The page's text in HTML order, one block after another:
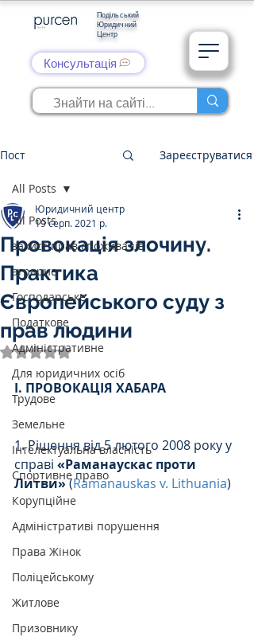
Подільський
Юридичний
Центр
Консультація
Пост Зареєструватися
All Posts
захист прав споживачів
аграрне
Господарське
Податкове
Адміністративне
Для юридичних осіб
Трудове
Земельне
Інтелектуальна власність
Спортивне право
Корупційне
Адміністративі порушення
Права Жінок
Поліцейському
Житлове
Призовнику
All Posts
Провокація злочину.
Практика
Європейського суду з
прав людини
Юридичний центр
19 серп. 2021 р.
Оцінка: NaN з 5 зірок.
І. ПРОВОКАЦІЯ ХАБАРА
1. Рішення від 5 лютого 2008 року у
справі «Раманаускас проти
Литви» (Ramanauskas v. Lithuania)